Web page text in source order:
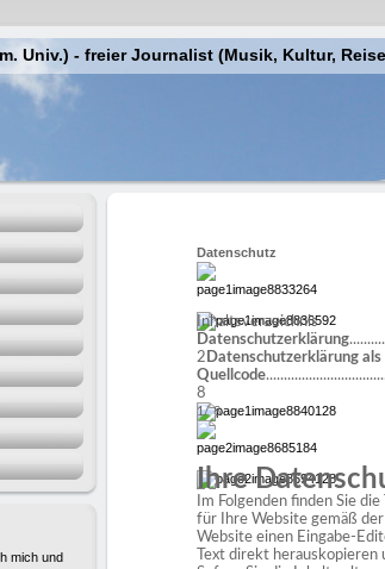
Univ.) - freier Journalist (Musik, Kultur,
mich und
Datenschutz
Inhaltsverzeichnis
Datenschutzerklärung
2 Datenschutzerklärung als
Quellcode
8
1/ 8
Ihre
Im Folgenden finden Sie
für Ihre Website gemäß
Website einen Eingabe-
Text direkt